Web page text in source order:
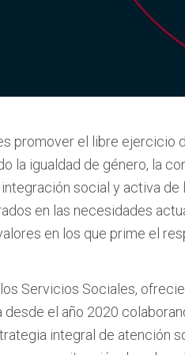
promover el libre ejercicio
la igualdad de género, la
social y activa de
en las necesidades
en los que prime el
Servicios Sociales,
desde el año 2020
integral de atención